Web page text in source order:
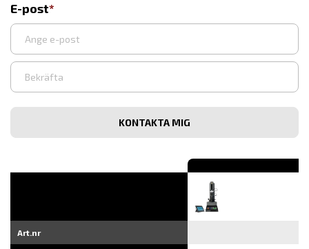
E-post
Ange
e-
Bekräfta
post
Art.nr